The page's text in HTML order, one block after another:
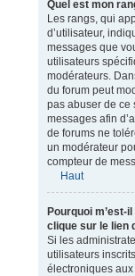
Quel est mon
Les rangs, qui
d’utilisateur,
messages que
utilisateurs
modérateurs.
du forum peut
pas abuser de ce
messages afin
de forums ne
un modérateur
compteur de
Haut
Pourquoi m’est-
clique sur le lien
Si les
utilisateurs
électroniques